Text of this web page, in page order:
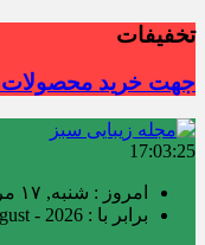
تخفیفات
جهت خرید محصولات
17:03:26
امروز : شنبه, ۱۷ مرداد , ۱۴۰۵
برابر با : Saturday - 8 August - 2026